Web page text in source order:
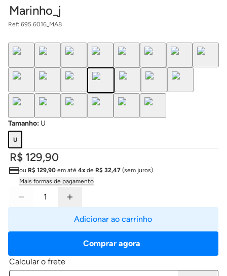
Marinho_j
Ref: 695.6016_MA8
Tamanho: U
U
R$ 129,90
ou R$ 129,90em até 4xde R$ 32,47(sem juros)
Mais formas de pagamento
Comprar agora
Adicionar ao carrinho
Calcular o frete